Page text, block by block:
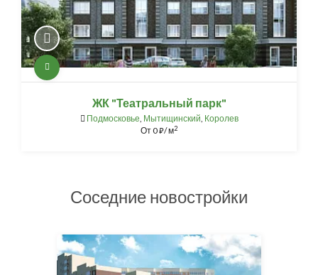
ЖК "Театральный парк"
Подмосковье, Мытищинский, Королев
От0⃏/ м2
Соседние новостройки